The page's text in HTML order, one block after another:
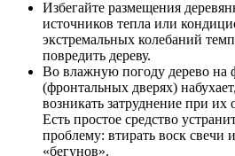
Избегайте размещения
источников тепла или
экстремальных колебаний
повредить дереву.
Во влажную погоду дерево на
(фронтальных дверях)
возникать затруднение при
Есть простое средство
проблему: втирать воск
«бегунов».